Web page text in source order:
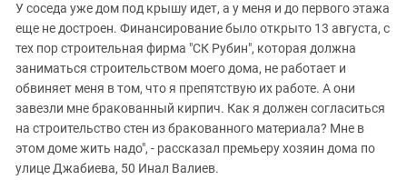
Южная Осетия
Южный Кавказ
ЮФО
У соседа уже дом под крышу идет, а у меня и до первого этажа
еще не достроен. Финансирование было открыто 13 августа, с
тех пор строительная фирма "СК Рубин", которая должна
заниматься строительством моего дома, не работает и
обвиняет меня в том, что я препятствую их работе. А они
завезли мне бракованный кирпич. Как я должен согласиться
на строительство стен из бракованного материала? Мне в
этом доме жить надо", - рассказал премьеру хозяин дома по
улице Джабиева, 50 Инал Валиев.